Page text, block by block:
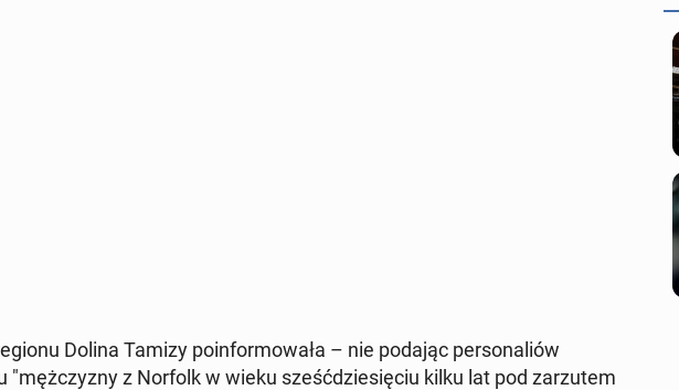
Dolina Tamizy po­in­for­mo­wa­ła – nie podając per­so­na­liów
"męż­czy­zny z Norfolk w wieku sześć­dzie­się­ciu kilku lat pod za­rzu­tem